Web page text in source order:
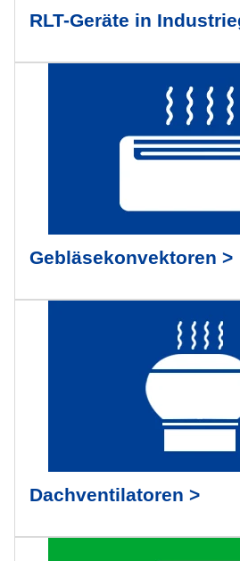
RLT-Geräte in
Gebläsekonvektoren >
Dachventilatoren >
Telefon / WhatsApp
Deine Anforderungen